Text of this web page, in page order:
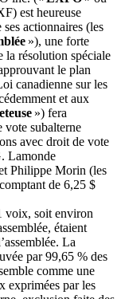
est heureuse
ses actionnaires (les
»), une forte
la résolution spéciale
le plan
canadienne sur les
et aux
») fera
vote subalterne
avec droit de vote
Lamonde
Philippe Morin (les
de 6,25 $
voix, soit environ
étaient
La
par 99,65 % des
comme une
exprimées par les